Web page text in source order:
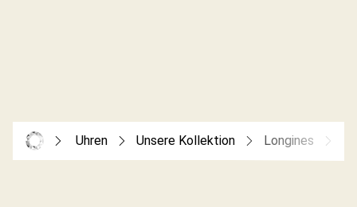
Uhren Unsere Kollektion Longines